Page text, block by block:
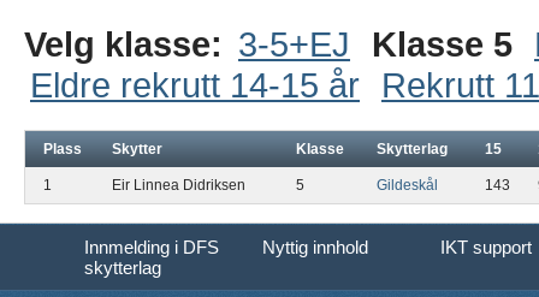
Velg klasse: 3-5+EJ Klasse 5
Eldre rekrutt 14-15 år
Rekrutt
Plass Skytter Klasse Skytterlag 15
1 Eir Linnea Didriksen 5 Gildeskål 143
Innmelding i DFS
skytterlag
Nyttig innhold IKT support